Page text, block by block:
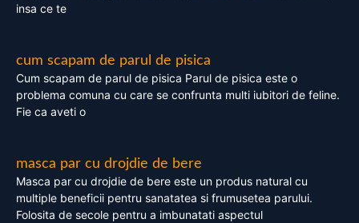
insa ce te
cum scapam de parul de pisica
Cum scapam de parul de pisica Parul de pisica este o
problema comuna cu care se confrunta multi iubitori de feline.
Fie ca aveti o
masca par cu drojdie de bere
Masca par cu drojdie de bere este un produs natural cu
multiple beneficii pentru sanatatea si frumusetea parului.
Folosita de secole pentru a imbunatati aspectul